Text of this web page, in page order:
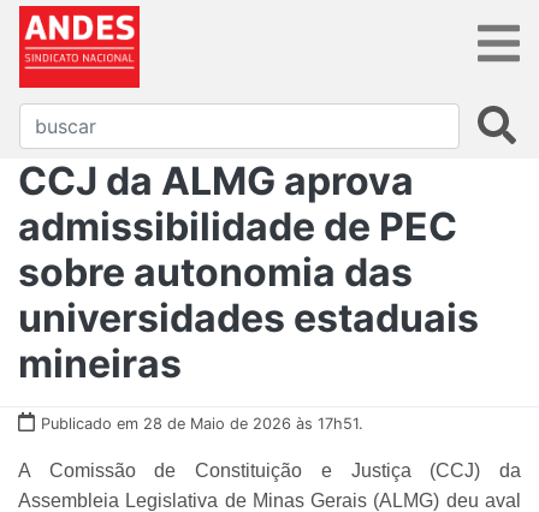
CCJ da ALMG aprova
admissibilidade de PEC
sobre autonomia das
universidades estaduais
mineiras
Publicado em 28 de Maio de 2026 às 17h51.
A Comissão de Constituição e Justiça (CCJ) da
Assembleia Legislativa de Minas Gerais (ALMG) deu aval